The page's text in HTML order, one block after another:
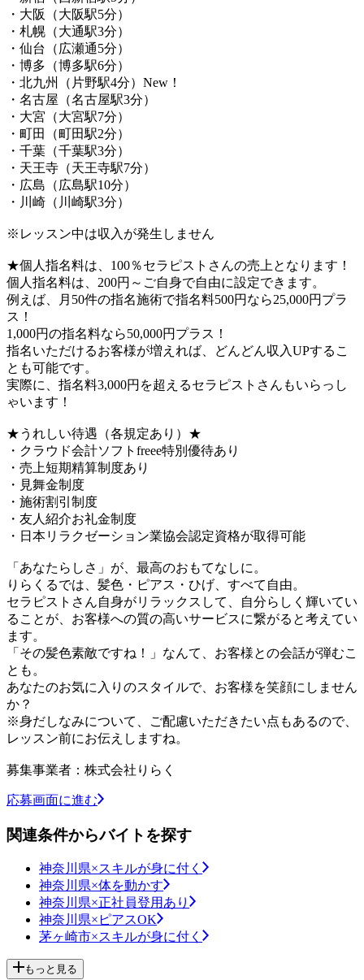
・大阪（大阪駅5分）
・札幌（大通駅3分）
・仙台（広瀬通5分）
・博多（博多駅6分）
・北九州（片野駅4分）New！
・名古屋（名古屋駅3分）
・大宮（大宮駅7分）
・町田（町田駅2分）
・千葉（千葉駅3分）
・天王寺（天王寺駅7分）
・広島（広島駅10分）
・川崎（川崎駅3分）
※レッスン中は収入が発生しません
★個人指名料は、100％セラピストさんの売上となります！
個人指名料は、200円～ご自身で自由に設定できます。
例えば、月50件の指名施術で指名料500円なら25,000円プラ
ス！
1,000円の指名料なら50,000円プラス！
指名いただけるお客様が増えれば、どんどん収入UPするこ
とも可能です。
実際に、指名料3,000円を超えるセラピストさんもいらっし
ゃいます！
★うれしい待遇（各規定あり）★
・クラウド会計ソフトfreee特別優待あり
・売上短期精算制度あり
・見舞金制度
・施術割引制度
・友人紹介お礼金制度
・日本リラクゼーション業協会認定資格が取得可能
「あなたらしさ」が、最高のおもてなしに。
りらくるでは、髪色・ピアス・ひげ、すべて自由。
セラピストさん自身がリラックスして、自分らしく輝いてい
ることが、お客様への質の高いサービスに繋がると考えてい
ます。
「その髪色素敵ですね！」なんて、お客様との会話が弾むこ
とも。
あなたのお気に入りのスタイルで、お客様を笑顔にしません
か？
※身だしなみについて、ご配慮いただきたい点もあるので、
レッスン前にお伝えしますね。
募集事業者：株式会社りらく
応募画面に進む
関連条件からバイトを探す
神奈川県×スキルが身に付く
神奈川県×体を動かす
神奈川県×正社員登用あり
神奈川県×ピアスOK
茅ヶ崎市×スキルが身に付く
もっと見る